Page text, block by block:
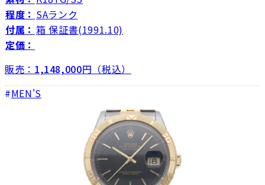
程度： SAランク
付属： 箱 保証書(1991.10)
定価：
販売： 1,148,000円（税込）
MEN'S